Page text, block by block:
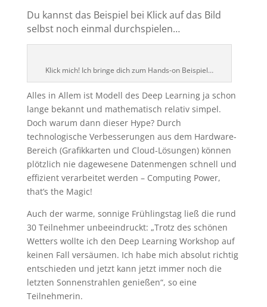
Du kannst das Beispiel bei Klick auf das Bild
selbst noch einmal durchspielen…
Klick mich! Ich bringe dich zum Hands-on Beispiel…
Alles in Allem ist Modell des Deep Learning ja schon
lange bekannt und mathematisch relativ simpel.
Doch warum dann dieser Hype? Durch
technologische Verbesserungen aus dem Hardware-
Bereich (Grafikkarten und Cloud-Lösungen) können
plötzlich nie dagewesene Datenmengen schnell und
effizient verarbeitet werden – Computing Power,
that’s the Magic!
Auch der warme, sonnige Frühlingstag ließ die rund
30 Teilnehmer unbeeindruckt: „Trotz des schönen
Wetters wollte ich den Deep Learning Workshop auf
keinen Fall versäumen. Ich habe mich absolut richtig
entschieden und jetzt kann jetzt immer noch die
letzten Sonnenstrahlen genießen“, so eine
Teilnehmerin.